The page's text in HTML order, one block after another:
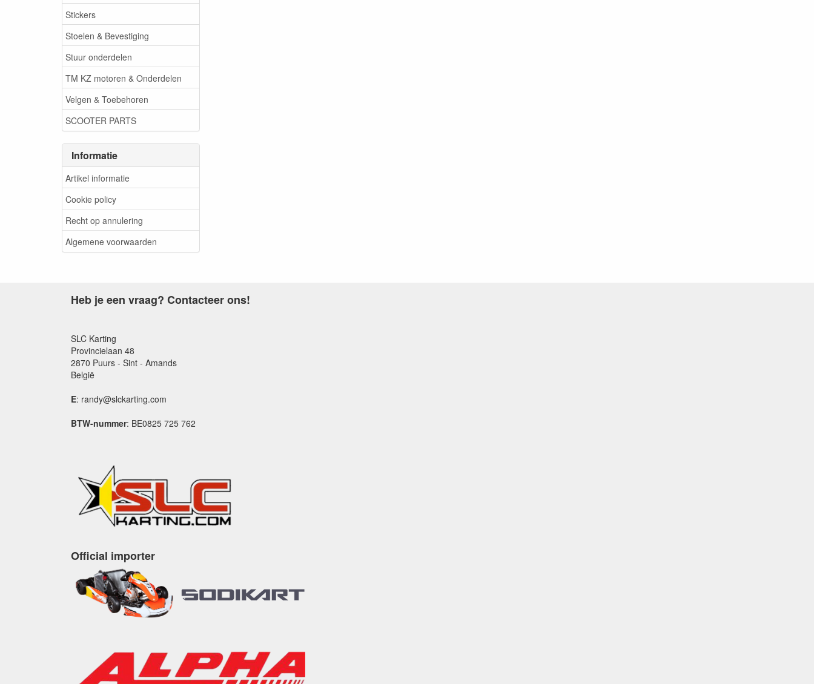
Stickers
Stoelen & Bevestiging
Stuur onderdelen
TM KZ motoren & Onderdelen
Velgen & Toebehoren
SCOOTER PARTS
Informatie
Artikel informatie
Cookie policy
Recht op annulering
Algemene voorwaarden
Heb je een vraag? Contacteer ons!
SLC Karting
Provincielaan 48
2870 Puurs - Sint - Amands
België
E: randy@slckarting.com
BTW-nummer: BE0825 725 762
Official importer